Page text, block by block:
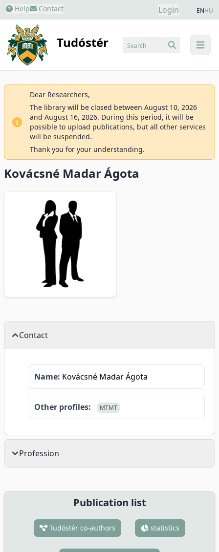
Help Contact Login ENHU
Tudóstér menu
Search
Dear Researchers,
The library will be closed between August 10, 2026
and August 16, 2026. During this period, it will be
possible to upload publications, but all other services
will be suspended.
Thank you for your understanding.
Kovácsné Madar Ágota
Contact
Name: Kovácsné Madar Ágota
Other profiles: MTMT
Profession
Publication list
Tudóstér co-authors statistics